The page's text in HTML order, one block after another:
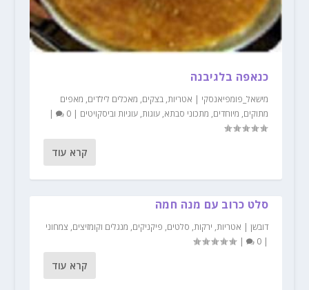
כנאפה בלגיבנה
מישאל_פומפיאנסקי | אטריות, בצקים, מאכלים לילדים, מאפים
מתוקים, מיוחדים, מתכוני סבתא, עוגות, עוגיות וביסקויטים |
0
|
קרא עוד
סלט כרוב עם מנה חמה
דובשן| אטריות, ירקות, סלטים, פיקניקים, מנגלים וקומזיצים, צמחוני
|
0
|
קרא עוד